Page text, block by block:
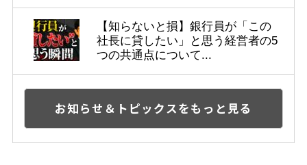
【知らないと損】銀行員が「この
社長に貸したい」と思う経営者の5
つの共通点について...
お知らせ＆トピックスをもっと見る